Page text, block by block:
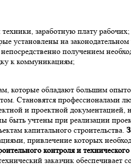
заработную плату рабочих;
установлены на законодательном
получением
к коммуникациям;
которые обладают большим
Становятся
и проектной документацией,
быть учтены при реализации
капитального строительства.
привлечение которых
контроля и технического
заказчик обеспечивает